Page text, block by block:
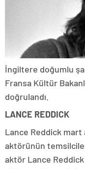
İngiltere doğumlu
Fransa Kültür
doğrulandı.
LANCE REDDICK
Lance Reddick mart
aktörünün
aktör Lance